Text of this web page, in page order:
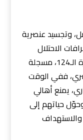
وتجسيد عنصرية
الاحتلال
هدمها قرية العراقيب في النقب، للمرة الـ124، مسجلة
ففي الوقت
يمنع أهالي
حياتهم إلى
والاستهداف